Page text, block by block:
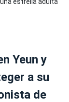
Yeun y
a su
de